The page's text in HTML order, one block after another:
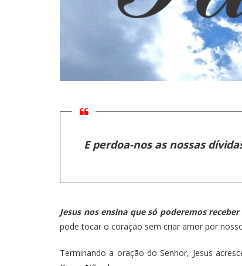
E perdoa-nos as nossas
Jesus nos ensina que só poderemos
pode tocar o coração sem criar amor por
Terminando a oração do Senhor, Jesus